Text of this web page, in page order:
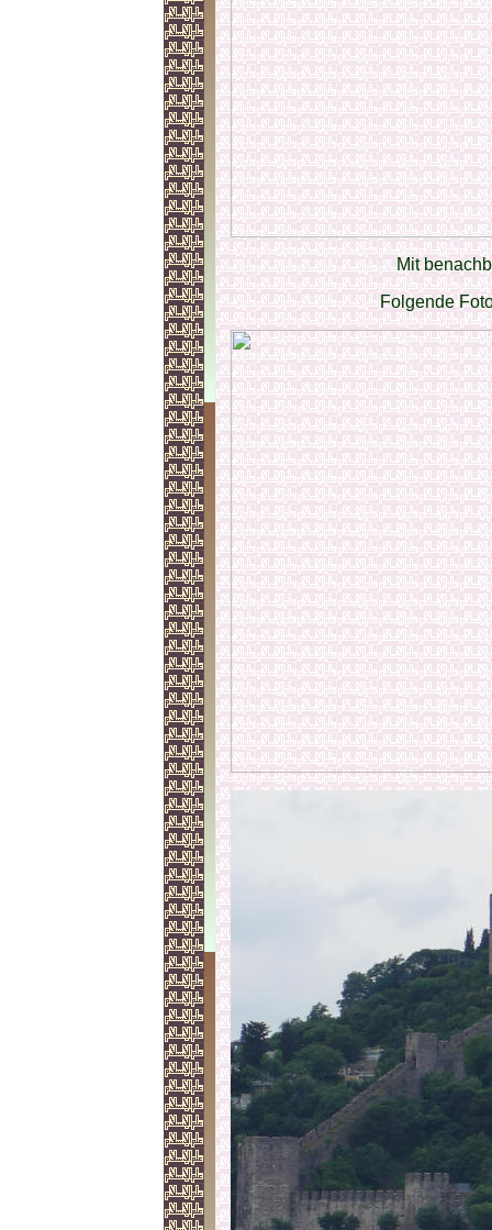
Mit
Folgende